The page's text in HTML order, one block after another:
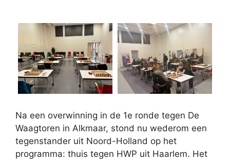
Na een overwinning in de 1e ronde tegen De
Waagtoren in Alkmaar, stond nu wederom een
tegenstander uit Noord-Holland op het
programma: thuis tegen HWP uit Haarlem. Het